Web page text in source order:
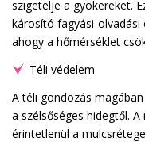
szigetelje a gyökereket.
károsító fagyási-olvadási
ahogy a hőmérséklet
Téli védelem
A téli gondozás
a szélsőséges hidegtől.
érintetlenül a